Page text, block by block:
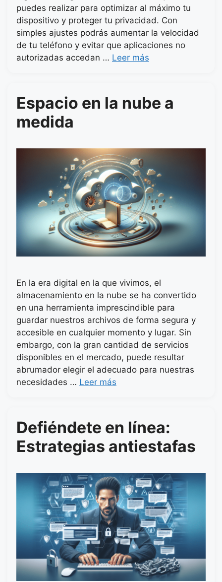
puedes realizar para optimizar al máximo tu
dispositivo y proteger tu privacidad. Con
simples ajustes podrás aumentar la velocidad
de tu teléfono y evitar que aplicaciones no
autorizadas accedan … Leer más
Espacio en la nube a
medida
En la era digital en la que vivimos, el
almacenamiento en la nube se ha convertido
en una herramienta imprescindible para
guardar nuestros archivos de forma segura y
accesible en cualquier momento y lugar. Sin
embargo, con la gran cantidad de servicios
disponibles en el mercado, puede resultar
abrumador elegir el adecuado para nuestras
necesidades … Leer más
Defiéndete en línea:
Estrategias antiestafas